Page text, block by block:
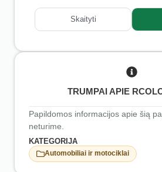
Skaityti
TRUMPAI APIE
Papildomos informacijos apie šią
neturime.
KATEGORIJA
Automobiliai ir motociklai